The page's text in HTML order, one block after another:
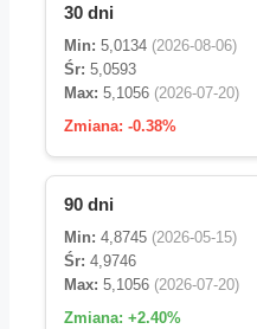
30 dni
Min: 5,0134 (2026-08-06)
Śr: 5,0593
Max: 5,1056 (2026-07-20)
Zmiana: -0.38%
90 dni
Min: 4,8745 (2026-05-15)
Śr: 4,9746
Max: 5,1056 (2026-07-20)
Zmiana: +2.40%